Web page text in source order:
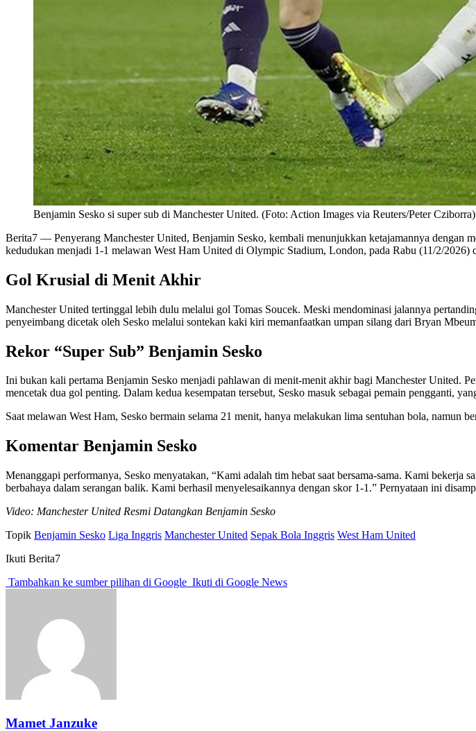
Benjamin Sesko si super sub di Manchester United. (Foto: Action Images via Reuters/Peter Cziborra)
Berita7 — Penyerang Manchester United, Benjamin Sesko, kembali menunjukkan ketajamannya dengan
kedudukan menjadi 1-1 melawan West Ham United di Olympic Stadium, London, pada Rabu (11/2/
Gol Krusial di Menit Akhir
Manchester United tertinggal lebih dulu melalui gol Tomas Soucek. Meski mendominasi jalannya
penyeimbang dicetak oleh Sesko melalui sontekan kaki kiri memanfaatkan umpan silang dari Bryan
Rekor “Super Sub” Benjamin Sesko
Ini bukan kali pertama Benjamin Sesko menjadi pahlawan di menit-menit akhir bagi Manchester United.
mencetak dua gol penting. Dalam kedua kesempatan tersebut, Sesko masuk sebagai pemain pengganti,
Saat melawan West Ham, Sesko bermain selama 21 menit, hanya melakukan lima sentuhan bola, namun
Komentar Benjamin Sesko
Menanggapi performanya, Sesko menyatakan, “Kami adalah tim hebat saat bersama-sama. Kami
berbahaya dalam serangan balik. Kami berhasil menyelesaikannya dengan skor 1-1.” Pernyataan ini
Video: Manchester United Resmi Datangkan Benjamin Sesko
Topik Benjamin Sesko Liga Inggris Manchester United Sepak Bola Inggris West Ham United
Ikuti Berita7
Tambahkan ke sumber pilihan di Google Ikuti di Google News
Mamet Janzuke